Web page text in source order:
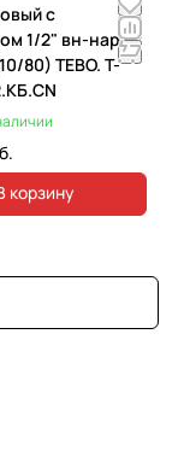
с
нар
80) ТЕВО. T-
корзину